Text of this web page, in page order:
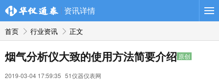
资讯详情
首页 行业资讯 正文
烟气分析仪大致的使用方法简要介绍 原创
2019-03-04 17:59:35 51仪器仪表网